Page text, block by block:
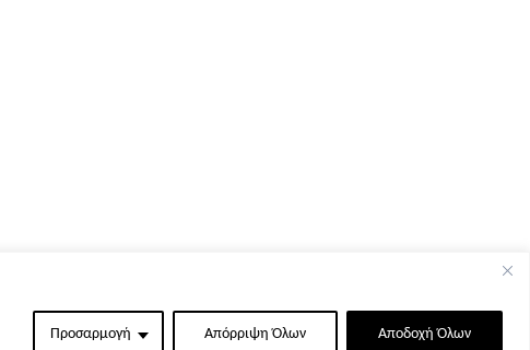
Προσαρμογή Απόρριψη Όλων Αποδοχή Όλων